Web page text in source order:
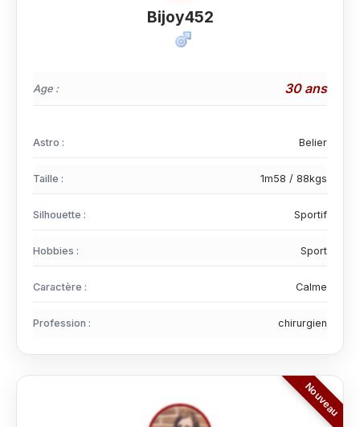
Bijoy452
Age : 30 ans
Astro : Belier
Taille : 1m58 / 88kgs
Silhouette : Sportif
Hobbies : Sport
Caractère : Calme
Profession : chirurgien